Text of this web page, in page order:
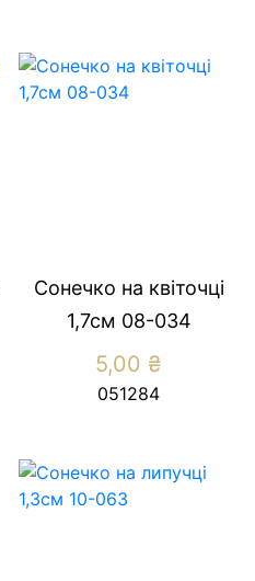
Сонечко на квіточці
1,7см 08-034
5,00 ₴
051284